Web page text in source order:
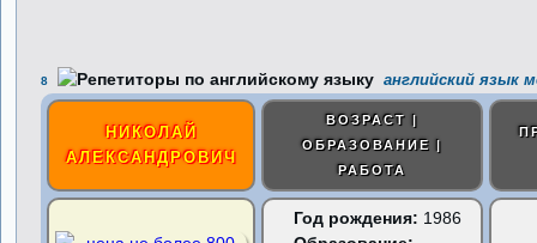
8 английский язык
НИКОЛАЙ
АЛЕКСАНДРОВИЧ
ВОЗРАСТ |
ОБРАЗОВАНИЕ |
РАБОТА
Год рождения: 1986